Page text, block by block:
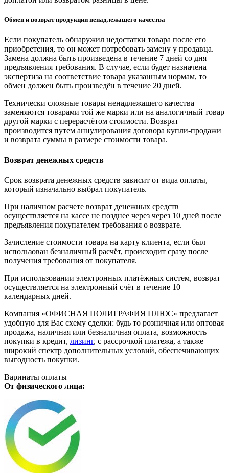
Обмен и возврат продукции ненадлежащего качества
Если покупатель обнаружил недостатки товара после его
приобретения, то он может потребовать замену у продавца.
Замена должна быть произведена в течение 7 дней со дня
предъявления требования. В случае, если будет назначена
экспертиза на соответствие товара указанным нормам, то
обмен должен быть произведён в течение 20 дней.
Технически сложные товары ненадлежащего качества
заменяются товарами той же марки или на аналогичный товар
другой марки с перерасчётом стоимости. Возврат
производится путем аннулирования договора купли-продажи
и возврата суммы в размере стоимости товара.
Возврат денежных средств
Срок возврата денежных средств зависит от вида оплаты,
который изначально выбрал покупатель.
При наличном расчете возврат денежных средств
осуществляется на кассе не позднее через через 10 дней после
предъявления покупателем требования о возврате.
Зачисление стоимости товара на карту клиента, если был
использован безналичный расчёт, происходит сразу после
получения требования от покупателя.
При использовании электронных платёжных систем, возврат
осуществляется на электронный счёт в течение 10
календарных дней.
Компания «ОФИСНАЯ ПОЛИГРАФИЯ ПЛЮС» предлагает
удобную для Вас схему сделки: будь то розничная или оптовая
продажа, наличная или безналичная оплата, возможность
покупки в кредит, лизинг, с рассрочкой платежа, а также
широкий спектр дополнительных условий, обеспечивающих
выгодность покупки.
Варинаты оплаты
От физического лица: